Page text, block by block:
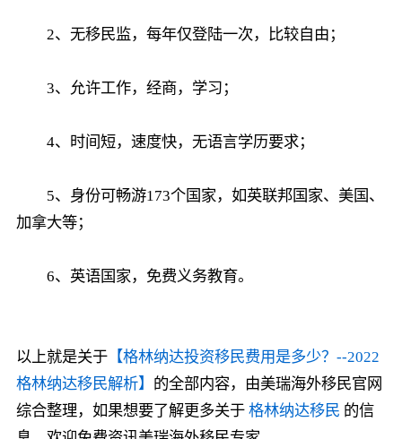
2、无移民监，每年仅登陆一次，比较自由；
3、允许工作，经商，学习；
4、时间短，速度快，无语言学历要求；
5、身份可畅游173个国家，如英联邦国家、美国、
加拿大等；
6、英语国家，免费义务教育。
以上就是关于【格林纳达投资移民费用是多少？--2022
格林纳达移民解析】
的全部内容，由美瑞海外移民官网
综合整理，如果想要了解更多关于 格林纳达移民 的信